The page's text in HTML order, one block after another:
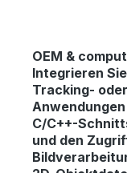
OEM &
Integrieren
Tracking-
C/C++-
und den